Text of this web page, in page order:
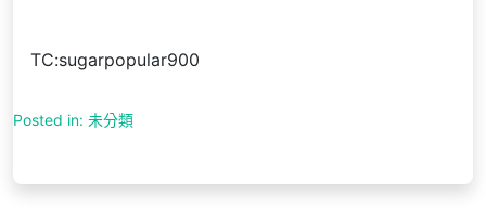
TC:sugarpopular900
Posted in: 未分類